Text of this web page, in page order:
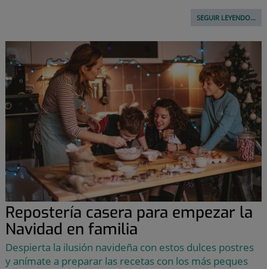
SEGUIR LEYENDO...
Repostería casera para empezar la
Navidad en familia
Despierta la ilusión navideña con estos dulces postres
y anímate a preparar las recetas con los más peques